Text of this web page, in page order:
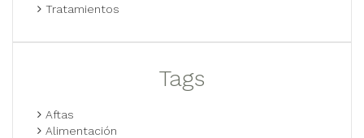
Tratamientos
Tags
Aftas
Alimentación